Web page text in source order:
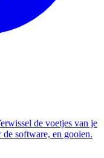
de voetjes van je
software, en gooien.